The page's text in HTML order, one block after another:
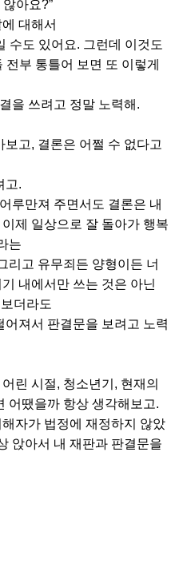
아요?”
대해서
수도 있어요. 그런데 이것도
부 통틀어 보면 또 이렇게
을 쓰려고 정말 노력해.
고, 결론은 어쩔 수 없다고
고.​
루만져 주면서도 결론은 내
제 일상으로 잘 돌아가 행복
는
리고 유무죄든 양형이든 너
내에서만 쓰는 것은 아닌
더라도
져서 판결문을 보려고 노력
린 시절, 청소년기, 현재의
어땠을까 항상 생각해보고.
자가 법정에 재정하지 않았
앉아서 내 재판과 판결문을